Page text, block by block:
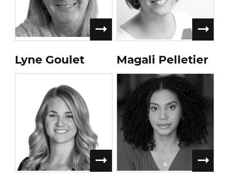
Lyne Goulet Magali Pelletier